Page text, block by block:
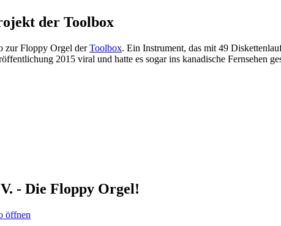
der Toolbox
zur Floppy Orgel derToolbox. Ein Instrument, das mit 49
2015 viral und hatte es sogar ins kanadische Fernsehen
- Die Floppy Orgel!
öffnen